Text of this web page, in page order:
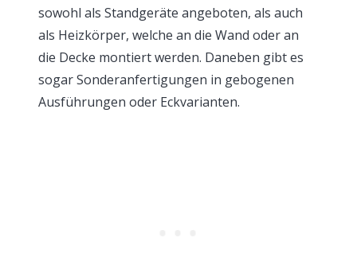
sowohl als Standgeräte angeboten, als auch
als Heizkörper, welche an die Wand oder an
die Decke montiert werden. Daneben gibt es
sogar Sonderanfertigungen in gebogenen
Ausführungen oder Eckvarianten.